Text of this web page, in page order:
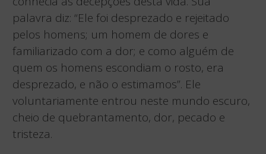
palavra diz: “Ele foi desprezado e rejeitado
pelos homens; um homem de dores e
familiarizado com a dor; e como alguém de
quem os homens escondiam o rosto, era
desprezado, e não o estimamos”. Ele
voluntariamente entrou neste mundo escuro,
cheio de quebrantamento, dor, pecado e
tristeza.